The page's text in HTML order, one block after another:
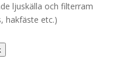
ljuskälla och filterram
hakfäste etc.)